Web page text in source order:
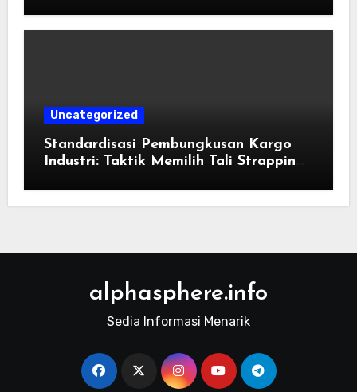
Uncategorized
Standardisasi Pembungkusan Kargo
Industri: Taktik Memilih Tali Strapping
alphasphere.info
Sedia Informasi Menarik